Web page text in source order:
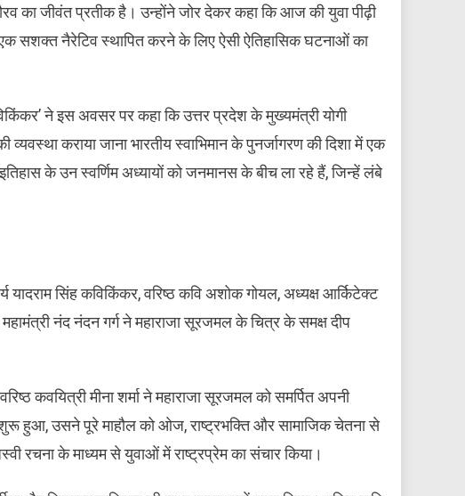
का जीवंत प्रतीक है। उन्होंने जोर देकर कहा कि आज की युवा पीढ़ी
सशक्त नैरेटिव स्थापित करने के लिए ऐसी ऐतिहासिक घटनाओं का
ने इस अवसर पर कहा कि उत्तर प्रदेश के मुख्यमंत्री योगी
कराया जाना भारतीय स्वाभिमान के पुनर्जागरण की दिशा में एक
के उन स्वर्णिम अध्यायों को जनमानस के बीच ला रहे हैं, जिन्हें लंबे
यादराम सिंह कविकिंकर, वरिष्ठ कवि अशोक गोयल, अध्यक्ष आर्किटेक्ट
महामंत्री नंद नंदन गर्ग ने महाराजा सूरजमल के चित्र के समक्ष दीप
कवयित्री मीना शर्मा ने महाराजा सूरजमल को समर्पित अपनी
हुआ, उसने पूरे माहौल को ओज, राष्ट्रभक्ति और सामाजिक चेतना से
रचना के माध्यम से युवाओं में राष्ट्रप्रेम का संचार किया।